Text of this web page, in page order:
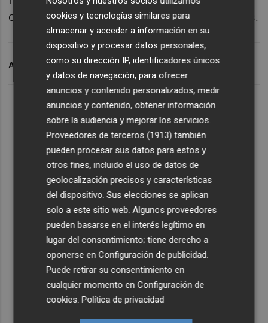
con el PSOE en segundo lugar en todas ellas.
ARCHIVADO EN ELECCIONES ANDALUCÍA
cookies y tecnologías similares para
almacenar y acceder a información en su
dispositivo y procesar datos personales,
como su dirección IP, identificadores únicos
y datos de navegación, para ofrecer
anuncios y contenido personalizados, medir
anuncios y contenido, obtener información
sobre la audiencia y mejorar los servicios.
Proveedores de terceros (1913) también
pueden procesar sus datos para estos y
otros fines, incluido el uso de datos de
geolocalización precisos y características
del dispositivo. Sus elecciones se aplican
solo a este sitio web. Algunos proveedores
pueden basarse en el interés legítimo en
lugar del consentimiento; tiene derecho a
oponerse enConfiguración de publicidad.
Puede retirar su consentimiento en
cualquier momento enConfiguración de
cookies.Política de privacidad